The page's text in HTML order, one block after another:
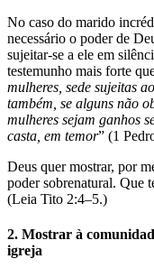
No caso do marido
necessário o poder de
sujeitar-se a ele em
testemunho mais forte
mulheres, sede sujeitas
também, se alguns não
mulheres sejam ganhos
casta, em temor” (1
Deus quer mostrar, por
poder sobrenatural. Que
(Leia Tito 2:4–5.)
2. Mostrar à
igreja